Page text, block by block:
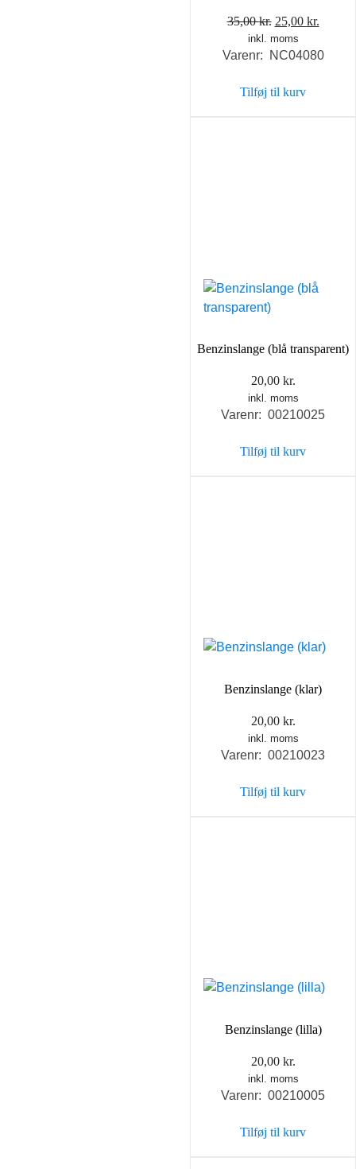
35,00kr. Den
oprindelige
pris
35,00 kr..
25,00 kr.Den
pris
inkl. moms
Varenr: NC04080
Tilføj til kurv
Benzinslange (blå transparent)
20,00 kr.
inkl. moms
Varenr: 00210025
Tilføj til kurv
Benzinslange (klar)
20,00 kr.
inkl. moms
Varenr: 00210023
Tilføj til kurv
Benzinslange (lilla)
20,00 kr.
inkl. moms
Varenr: 00210005
Tilføj til kurv